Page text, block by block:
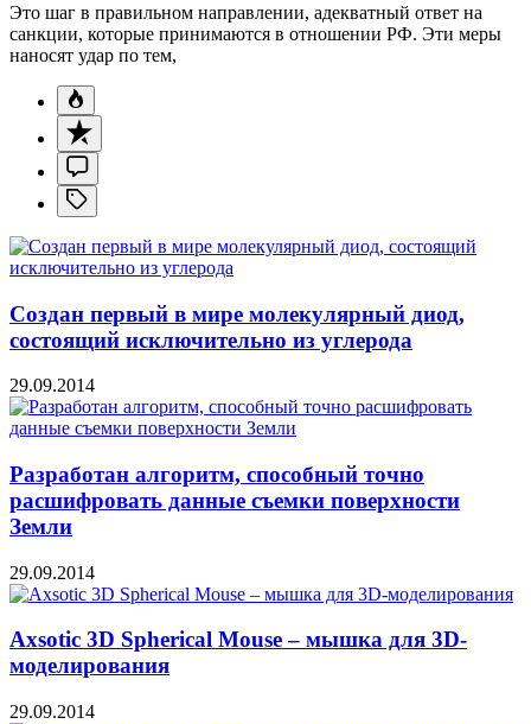
Это шаг в правильном направлении, адекватный ответ на
санкции, которые принимаются в отношении РФ. Эти меры
наносят удар по тем,
Создан первый в мире молекулярный диод,
состоящий исключительно из углерода
29.09.2014
Разработан алгоритм, способный точно
расшифровать данные съемки поверхности
Земли
29.09.2014
Axsotic 3D Spherical Mouse – мышка для 3D-
моделирования
29.09.2014